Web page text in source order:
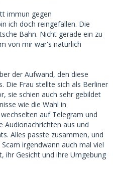
immun gegen
ich doch reingefallen. Die
Bahn. Nicht gerade ein zu
von mir war's natürlich
der Aufwand, den diese
Die Frau stellte sich als Berliner
sie schien auch sehr gebildet
wie die Wahl in
auf Telegram und
Audionachrichten aus und
Alles passte zusammen, und
irgendwann auch mal viel
ihr Gesicht und ihre Umgebung